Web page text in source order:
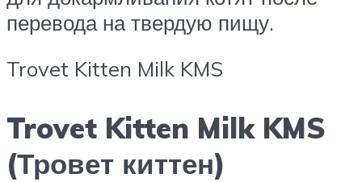
перевода на твердую пищу.
Trovet Kitten Milk KMS
Trovet Kitten Milk KMS
(Тровет киттен)